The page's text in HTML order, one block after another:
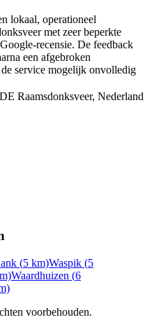
lokaal, operationeel
met zeer beperkte
De feedback
een afgebroken
service mogelijk onvolledig
Raamsdonksveer, Nederland
(5 km)Waspik (5
Waardhuizen (6
voorbehouden.